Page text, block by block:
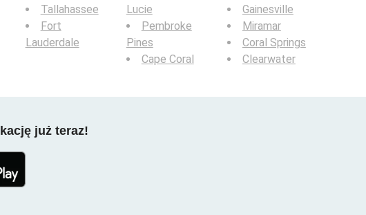
Tallahassee
Fort
Lauderdale
Lucie
Pembroke
Pines
Cape Coral
Gainesville
Miramar
Coral Springs
Clearwater
już teraz!